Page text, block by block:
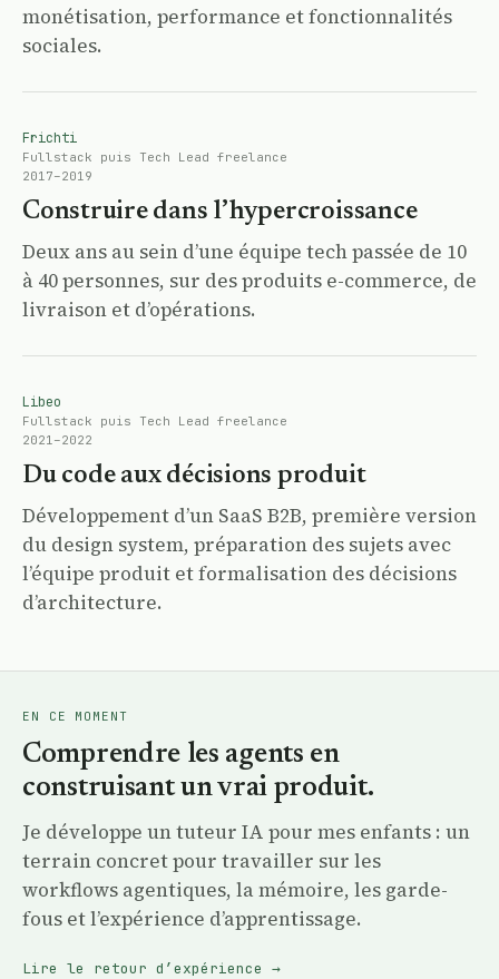
monétisation, performance et fonctionnalités
sociales.
Frichti
Fullstack puis Tech Lead freelance
2017–2019
Construire dans l’hypercroissance
Deux ans au sein d’une équipe tech passée de 10
à 40 personnes, sur des produits e-commerce, de
livraison et d’opérations.
Libeo
Fullstack puis Tech Lead freelance
2021–2022
Du code aux décisions produit
Développement d’un SaaS B2B, première version
du design system, préparation des sujets avec
l’équipe produit et formalisation des décisions
d’architecture.
EN CE MOMENT
Comprendre les agents en
construisant un vrai produit.
Je développe un tuteur IA pour mes enfants : un
terrain concret pour travailler sur les
workflows agentiques, la mémoire, les garde-
fous et l’expérience d’apprentissage.
Lire le retour d’expérience →